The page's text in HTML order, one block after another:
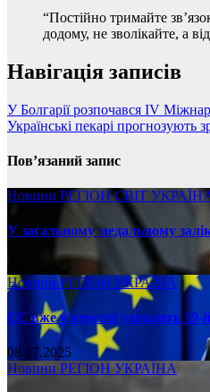
“Постійно тримайте
додому, не зволікайте, а
Навігація записів
У Болгарії розпочався IV
Українські пекарі прогнозують
Пов’язаний запис
Новини РЕГІОНСВІТ
У загальному медальному
08.17.2025
НовиниРЕГІОН УКРАЇНА
ЄС вже у вересні ухвалить
08.17.2025
Новини РЕГІОН УКРАЇНА